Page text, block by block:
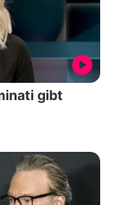
gibt